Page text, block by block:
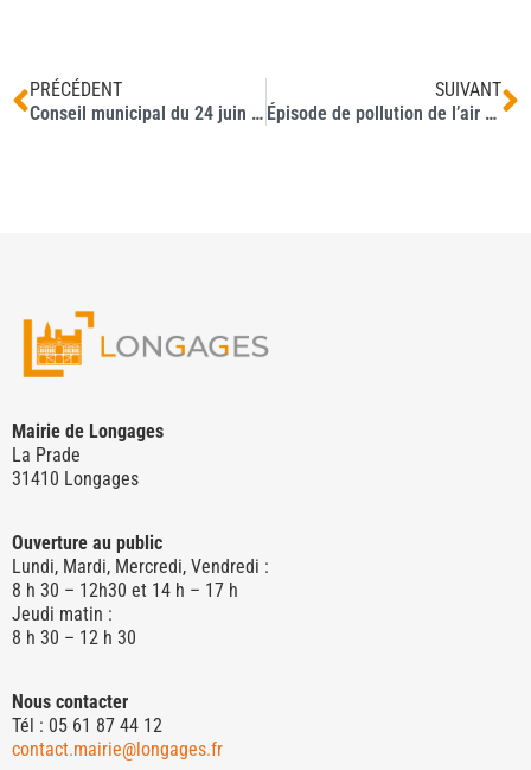
PRÉCÉDENT
Conseil municipal du 24 juin 2025
SUIVANT
Épisode de pollution de l’air en Haute-Garonne : mesures d’urgence à partir du samedi 21 juin 2025
Mairie de Longages
La Prade
31410 Longages
Ouverture au public
Lundi, Mardi, Mercredi, Vendredi :
8 h 30 – 12h30 et 14 h – 17 h
Jeudi matin :
8 h 30 – 12 h 30
Nous contacter
Tél : 05 61 87 44 12
contact.mairie@longages.fr